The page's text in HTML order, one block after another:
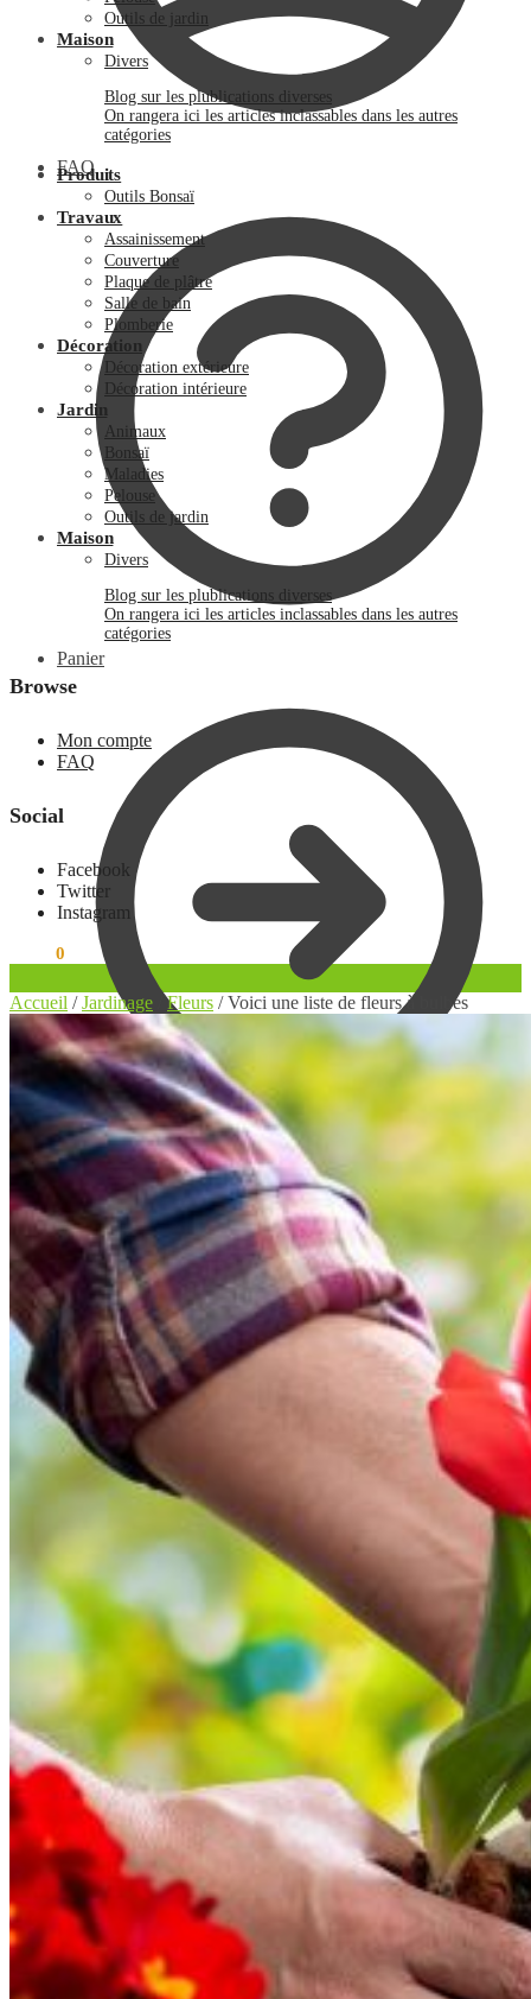
FAQ
Panier
0.00€ 0
Outils de jardin
Maison
Divers
Blog sur les plublications diverses
On rangera ici les articles inclassables dans les autres
catégories
Produits
Outils Bonsaï
Travaux
Assainissement
Couverture
Plaque de plâtre
Salle de bain
Plomberie
Décoration
Décoration extérieure
Décoration intérieure
Jardin
Animaux
Bonsaï
Maladies
Pelouse
Outils de jardin
Maison
Divers
Blog sur les plublications diverses
On rangera ici les articles inclassables dans les autres
catégories
Browse
Mon compte
FAQ
Social
Facebook
Twitter
Instagram
0
Accueil /Jardinage /Fleurs /Voici une liste de fleurs à bulbes